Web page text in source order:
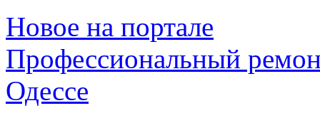
Новое на портале
Профессиональный
Одессе